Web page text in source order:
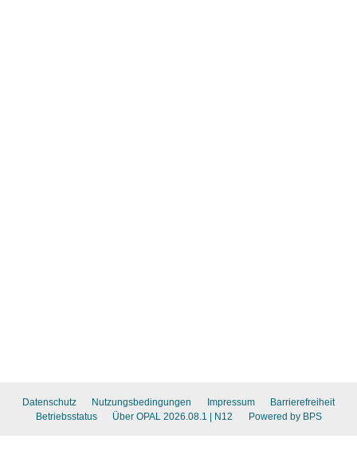
Datenschutz Nutzungsbedingungen Impressum
Barrierefreiheit
Betriebsstatus
Über OPAL 2026.08.1 | N12 Powered by BPS